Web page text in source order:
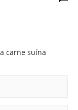
carne suína